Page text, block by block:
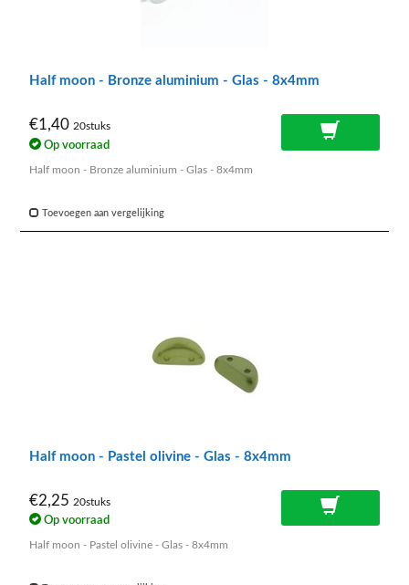
Half moon - Bronze aluminium - Glas - 8x4mm
€1,40 20stuks
Op voorraad
Half moon - Bronze aluminium - Glas - 8x4mm
Toevoegen aan vergelijking
Half moon - Pastel olivine - Glas - 8x4mm
€2,25 20stuks
Op voorraad
Half moon - Pastel olivine - Glas - 8x4mm